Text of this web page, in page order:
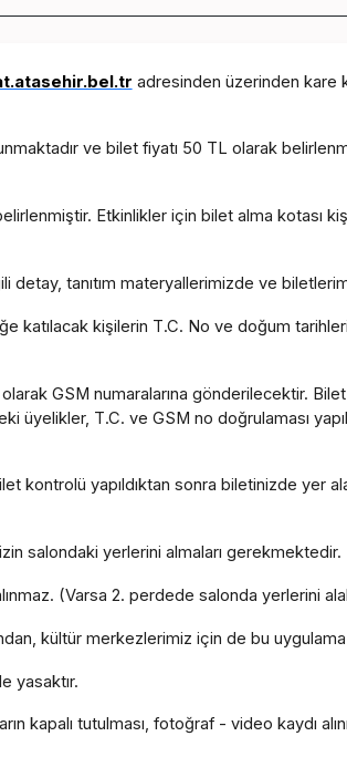
adresinden üzerinden kare
ve bilet fiyatı 50 TL olarak
Etkinlikler için bilet alma kotası kişi
detay, tanıtım materyallerimizde ve
katılacak kişilerin T.C. No ve doğum
GSM numaralarına gönderilecektir.
T.C. ve GSM no doğrulaması
kontrolü yapıldıktan sonra biletinizde yer
salondaki yerlerini almaları gerekmektedir.
(Varsa 2. perdede salonda yerlerini
kültür merkezlerimiz için de bu
yasaktır.
kapalı tutulması, fotoğraf - video kaydı